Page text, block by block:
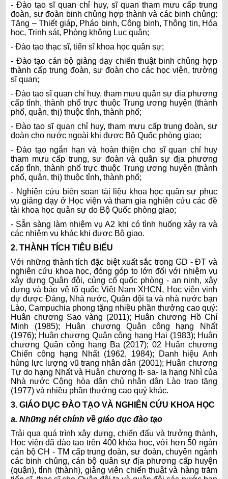
- Đào tạo sĩ quan chỉ huy, sĩ quan tham mưu cấp trung
đoàn, sư đoàn binh chủng hợp thành và các binh chủng:
Tăng – Thiết giáp, Pháo binh, Công binh, Thông tin, Hóa
học, Trinh sát, Phòng không Lục quân;
- Đào tạo thạc sĩ, tiến sĩ khoa học quân sự;
- Đào tạo cán bộ giảng dạy chiến thuật binh chủng hợp
thành cấp trung đoàn, sư đoàn cho các học viện, trường
sĩ quan;
- Đào tạo sĩ quan chỉ huy, tham mưu quân sự địa phương
cấp tỉnh, thành phố trực thuộc Trung ương huyện (thành
phố, quận, thị) thuộc tỉnh, thành phố;
- Đào tạo sĩ quan chỉ huy, tham mưu cấp trung đoàn, sư
đoàn cho nước ngoài khi được Bộ Quốc phòng giao;
- Đào tạo ngắn hạn và hoàn thiện cho sĩ quan chỉ huy
tham mưu cấp trung, sư đoàn và quân sự địa phương
cấp tỉnh, thành phố trực thuộc Trung ương huyện (thành
phố, quận, thị) thuộc tỉnh, thành phố;
- Nghiên cứu biên soạn tài liệu khoa học quân sự phục
vụ giảng dạy ở Học viện và tham gia nghiên cứu các đề
tài khoa học quân sự do Bộ Quốc phòng giao;
- Sẵn sàng làm nhiệm vụ A2 khi có tình huống xảy ra và
các nhiệm vụ khác khi được Bộ giao.
2. THÀNH TÍCH TIÊU BIỂU
Với những thành tích đặc biệt xuất sắc trong GD - ĐT và
nghiên cứu khoa học, đóng góp to lớn đối với nhiệm vụ
xây dựng Quân đội, củng cố quốc phòng - an ninh, xây
dựng và bảo vệ tổ quốc Việt Nam XHCN, Học viện vinh
dự được Đảng, Nhà nước, Quân đội ta và nhà nước bạn
Lào, Campuchia phong tặng nhiều phần thưởng cao quý:
Huân chương Sao vàng (2011); Huân chương Hồ Chí
Minh (1985); Huân chương Quân công hạng Nhất
(1976); Huân chương Quân công hạng Hai (1983); Huân
chương Quân công hạng Ba (2017); 02 Huân chương
Chiến công hạng Nhất (1962, 1984); Danh hiệu Anh
hùng lực lượng vũ trang nhân dân (2001); Huân chương
Tự do hạng Nhất và Huân chương Ít- sa- la hạng Nhì của
Nhà nước Cộng hòa dân chủ nhân dân Lào trao tặng
(1977) và nhiều phần thưởng cao quý khác.
3. GIÁO DỤC ĐÀO TẠO VÀ NGHIÊN CỨU KHOA HỌC
a. Những nét chính về giáo dục đào tạo
Trải qua quá trình xây dựng, chiến đấu và trưởng thành,
Học viện đã đào tạo trên 400 khóa học, với hơn 50 ngàn
cán bộ CH - TM cấp trung đoàn, sư đoàn, chuyên ngành
các binh chủng, cán bộ quân sự địa phương cấp huyện
(quận), tỉnh (thành), giảng viên chiến thuật và hàng trăm